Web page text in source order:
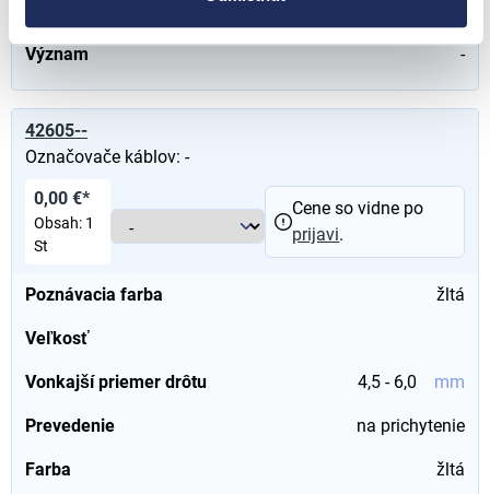
Význam -
42605--
Označovače káblov: -
Poznávacia farba žltá
Veľkosť
Vonkajší priemer drôtu 4,5 - 6,0 mm
Prevedenie na prichytenie
Farba žltá
0,00 €*
Obsah: 1
St
Cene so vidne po
prijavi.